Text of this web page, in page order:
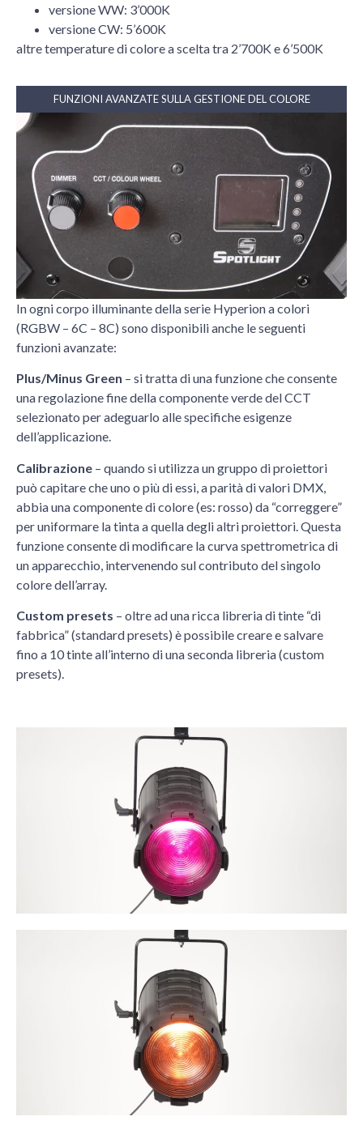
versione WW: 3’000K
versione CW: 5’600K
altre temperature di colore a scelta tra 2’700K e 6’500K
FUNZIONI AVANZATE SULLA GESTIONE DEL COLORE
In ogni corpo illuminante della serie Hyperion a colori
(RGBW – 6C – 8C) sono disponibili anche le seguenti
funzioni avanzate:
Plus/Minus Green – si tratta di una funzione che consente
una regolazione fine della componente verde del CCT
selezionato per adeguarlo alle specifiche esigenze
dell’applicazione.
Calibrazione – quando si utilizza un gruppo di proiettori
può capitare che uno o più di essi, a parità di valori DMX,
abbia una componente di colore (es: rosso) da “correggere”
per uniformare la tinta a quella degli altri proiettori. Questa
funzione consente di modificare la curva spettrometrica di
un apparecchio, intervenendo sul contributo del singolo
colore dell’array.
Custom presets – oltre ad una ricca libreria di tinte “di
fabbrica” (standard presets) è possibile creare e salvare
fino a 10 tinte all’interno di una seconda libreria (custom
presets).